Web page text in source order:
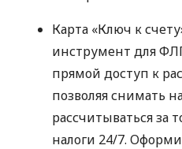
Карта «Ключ к
инструмент для
прямой доступ к
позволяя снимать
рассчитываться за
налоги 24/7.